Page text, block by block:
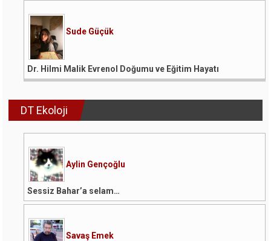
Sude Güçük
Dr. Hilmi Malik Evrenol Doğumu ve Eğitim Hayatı
DT Ekoloji
Aylin Gençoğlu
Sessiz Bahar’a selam…
Savaş Emek